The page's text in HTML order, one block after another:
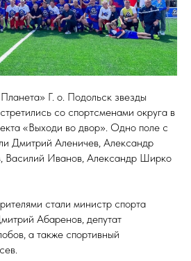
Г. о. Подольск звезды
со спортсменами округа в
«Выходи во двор». Одно поле с
Дмитрий Аленичев, Александр
Василий Иванов, Александр Ширко
стали министр спорта
Абаренов, депутат
а также спортивный